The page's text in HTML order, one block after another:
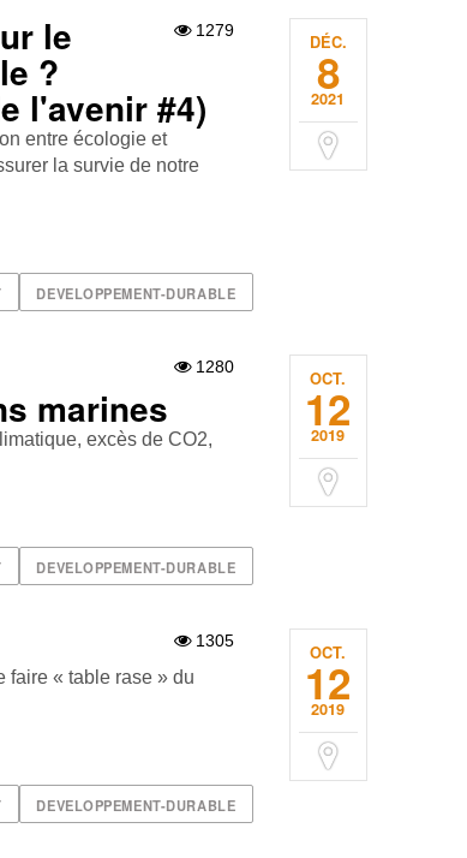
DÉC.
8
2021
1279
le
?
l'avenir #4)
entre écologie et
la survie de notre
DEVELOPPEMENT-DURABLE
OCT.
12
2019
1280
marines
excès de CO2,
DEVELOPPEMENT-DURABLE
OCT.
12
2019
1305
faire « table rase » du
DEVELOPPEMENT-DURABLE